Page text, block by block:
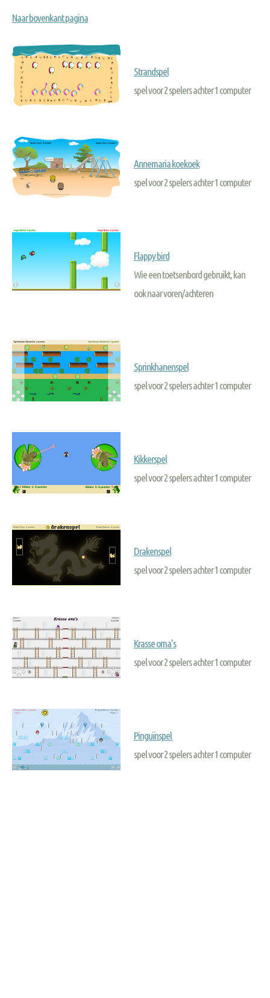
Naar bovenkant pagina
Strandspel
spel voor 2 spelers achter 1 computer
Annemaria koekoek
spel voor 2 spelers achter 1 computer
Flappy bird
Wie een toetsenbord gebruikt, kan
ook naar voren/achteren
Sprinkhanenspel
spel voor 2 spelers achter 1 computer
Kikkerspel
spel voor 2 spelers achter 1 computer
Drakenspel
spel voor 2 spelers achter 1 computer
Krasse oma's
spel voor 2 spelers achter 1 computer
Pinguïnspel
spel voor 2 spelers achter 1 computer